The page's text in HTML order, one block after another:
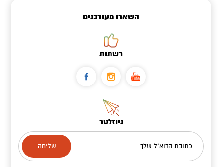
השארו מעודכנים
רשתות
ניוזלטר
כתובת הדוא"ל שלך